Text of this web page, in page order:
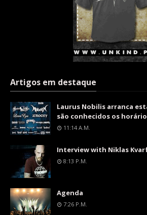
Artigos em destaque
Laurus Nobilis arranca
são conhecidos os
11:14 A.m.
Interview with Niklas
8:13 P.m.
Agenda
7:26 P.m.